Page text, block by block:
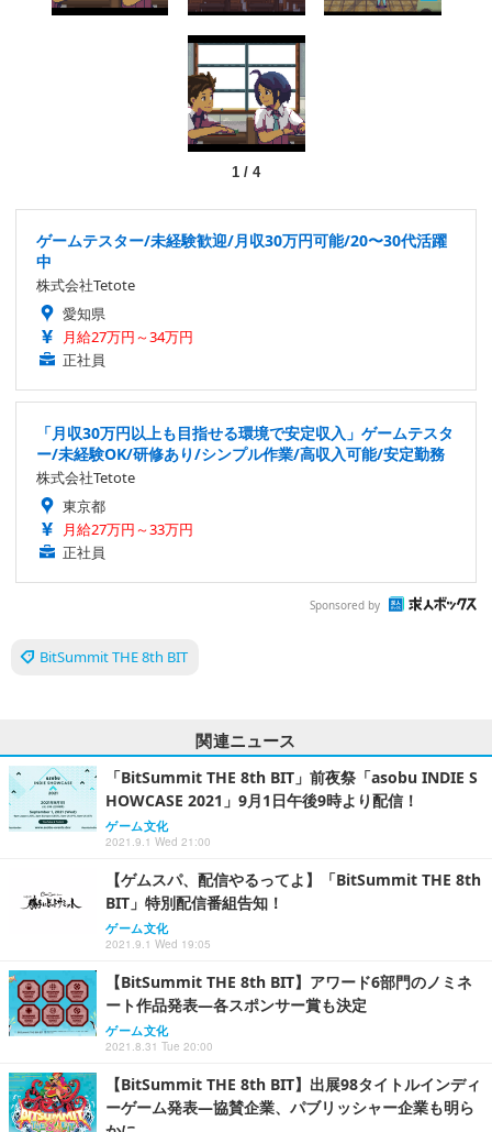
1/ 4
ゲームテスター/未経験歓迎/月収30万円可能/20〜30代活躍
中
株式会社Tetote
愛知県
月給27万円～34万円
正社員
「月収30万円以上も目指せる環境で安定収入」ゲームテスタ
ー/未経験OK/研修あり/シンプル作業/高収入可能/安定勤務
株式会社Tetote
東京都
月給27万円～33万円
正社員
Sponsored by
BitSummit THE 8th BIT
関連ニュース
「BitSummit THE 8th BIT」前夜祭「asobu INDIE S
HOWCASE 2021」9月1日午後9時より配信！
ゲーム文化
2021.9.1 Wed 21:00
【ゲムスパ、配信やるってよ】「BitSummit THE 8th
BIT」特別配信番組告知！
ゲーム文化
2021.9.1 Wed 19:05
【BitSummit THE 8th BIT】アワード6部門のノミネ
ート作品発表―各スポンサー賞も決定
ゲーム文化
2021.8.31 Tue 20:00
【BitSummit THE 8th BIT】出展98タイトルインディ
ーゲーム発表―協賛企業、パブリッシャー企業も明ら